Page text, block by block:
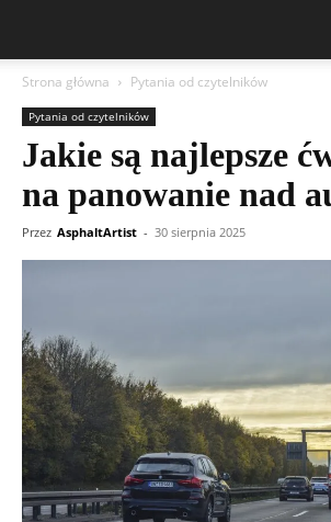
Strona główna Pytania od czytelników
Pytania od czytelników
Jakie są najlepsze
na panowanie nad
Przez AsphaltArtist - 30 sierpnia 2025